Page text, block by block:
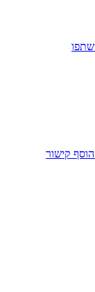
שתפו
הוסף קישור